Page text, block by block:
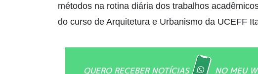
métodos na rotina diária dos trabalhos
do curso de Arquitetura e Urbanismo da UCEFF
QUERO RECEBER NOTÍCIAS NO MEU